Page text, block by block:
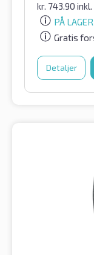
kr. 743.90
PÅ LAGER
Gratis
Detaljer